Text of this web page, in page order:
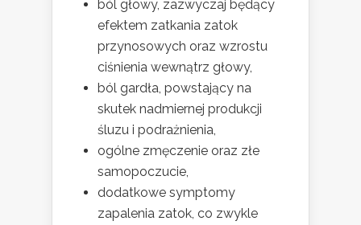
ból głowy, zazwyczaj będący
efektem zatkania zatok
przynosowych oraz wzrostu
ciśnienia wewnątrz głowy,
ból gardła, powstający na
skutek nadmiernej produkcji
śluzu i podrażnienia,
ogólne zmęczenie oraz złe
samopoczucie,
dodatkowe symptomy
zapalenia zatok, co zwykle